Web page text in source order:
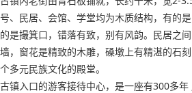
号、民居、会馆、学堂均为木质结构，有的
的是撮箕口，错落有致，别有风韵。民居之
墙，窗花是精致的木雕，磉墩上有精湛的石
个多元民族文化的殿堂。
古镇入口的游客接待中心，是一座有300多